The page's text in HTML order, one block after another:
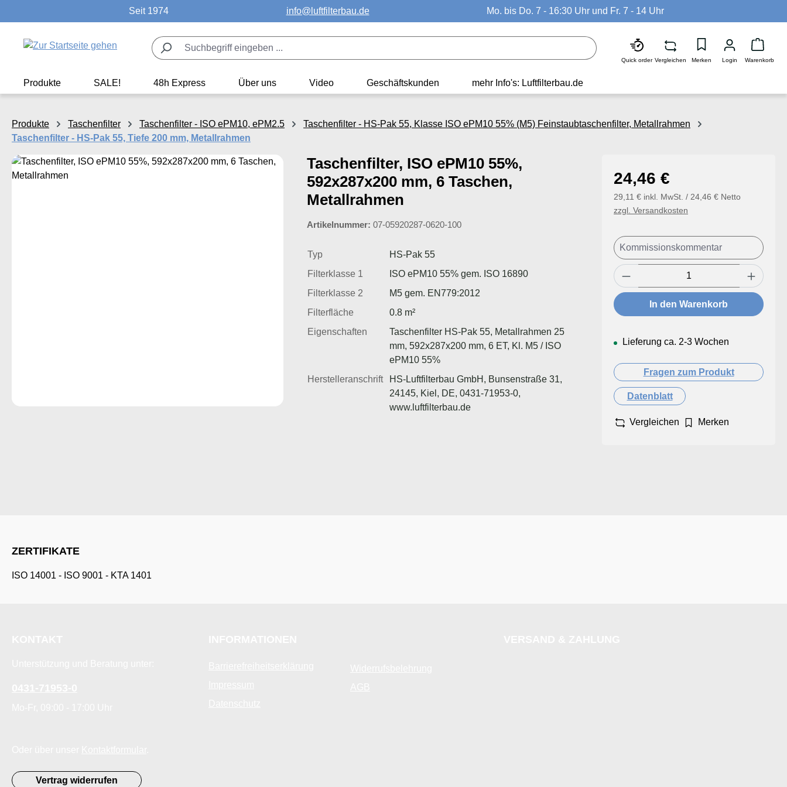
Zur Hauptnavigation springenSeit 1974 info@luftfilterbau.de Mo. bis Do. 7 - 16:30 Uhr und Fr. 7 - 14 Uhr
Quick order Vergleichen Merken Login Warenkorb
Produkte SALE! 48h Express Über uns Video Geschäftskunden mehr Info's: Luftfilterbau.de
Produkte Taschenfilter Taschenfilter - ISO ePM10, ePM2.5
Taschenfilter - HS-Pak 55, Klasse ISO ePM10 55% (M5) Feinstaubtaschenfilter, Metallrahmen
Taschenfilter - HS-Pak 55, Tiefe 200 mm, Metallrahmen
Bildergalerie überspringen
Taschenfilter, ISO ePM10 55%,
592x287x200 mm, 6 Taschen,
Metallrahmen
Artikelnummer: 07-05920287-0620-100
Typ
HS-Pak 55
Filterklasse 1
ISO ePM10 55% gem. ISO 16890
Filterklasse 2
M5 gem. EN779:2012
Filterfläche
0.8 m²
Eigenschaften
Taschenfilter HS-Pak 55, Metallrahmen 25
mm, 592x287x200 mm, 6 ET, Kl. M5 / ISO
ePM10 55%
Herstelleranschrift
HS-Luftfilterbau GmbH, Bunsenstraße 31,
24145, Kiel, DE, 0431-71953-0,
www.luftfilterbau.de
Regulärer Preis:
24,46 €
29,11 € inkl. MwSt. / 24,46 € Netto
zzgl. Versandkosten
Produkt Anzahl: Gib den
In den Warenkorb
Lieferung ca. 2-3 Wochen
Fragen zum Produkt
Datenblatt
Vergleichen Merken
ZERTIFIKATE
ISO 14001 - ISO 9001 - KTA 1401
Vertrag widerrufen